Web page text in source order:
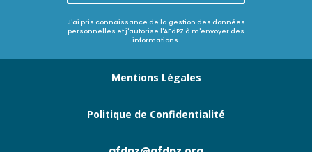
J'ai pris connaissance de la gestion des données
personnelles et j'autorise l'AFdPZ à m'envoyer des
informations.
Mentions Légales
Politique de Confidentialité